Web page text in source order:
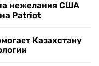
нежелания США
Patriot
Казахстану